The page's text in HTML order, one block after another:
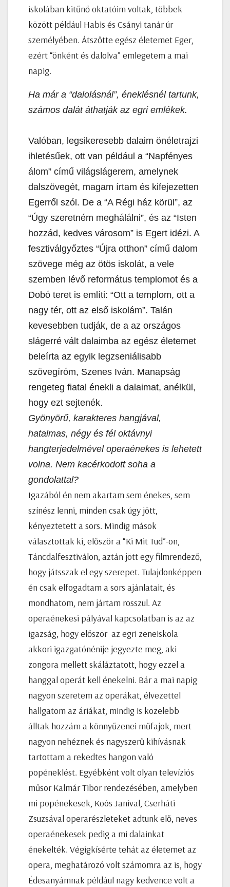
iskolában kitűnő oktatóim voltak, többek
között például Habis és Csányi tanár úr
személyében. Átszőtte egész életemet Eger,
ezért “önként és dalolva” emlegetem a mai
napig.
Ha már a “dalolásnál”, éneklésnél tartunk,
számos dalát áthatják az egri emlékek.
Valóban, legsikeresebb dalaim önéletrajzi
ihletésűek, ott van például a “Napfényes
álom” című világslágerem, amelynek
dalszövegét, magam írtam és kifejezetten
Egerről szól. De a “A Régi ház körül”, az
“Úgy szeretném meghálálni”, és az “Isten
hozzád, kedves városom” is Egert idézi. A
fesztiválgyőztes “Újra otthon” című dalom
szövege még az ötös iskolát, a vele
szemben lévő református templomot és a
Dobó teret is említi: “Ott a templom, ott a
nagy tér, ott az első iskolám”. Talán
kevesebben tudják, de a az országos
slágerré vált dalaimba az egész életemet
beleírta az egyik legzseniálisabb
szövegíróm, Szenes Iván. Manapság
rengeteg fiatal énekli a dalaimat, anélkül,
hogy ezt sejtenék.
Gyönyörű, karakteres hangjával,
hatalmas, négy és fél oktávnyi
hangterjedelmével operaénekes is lehetett
volna. Nem kacérkodott soha a
gondolattal?
Igazából én nem akartam sem énekes, sem
színész lenni, minden csak úgy jött,
kényeztetett a sors. Mindig mások
választottak ki, először a “Ki Mit Tud”-on,
Táncdalfesztiválon, aztán jött egy filmrendező,
hogy játsszak el egy szerepet. Tulajdonképpen
én csak elfogadtam a sors ajánlatait, és
mondhatom, nem jártam rosszul. Az
operaénekesi pályával kapcsolatban is az az
igazság, hogy először az egri zeneiskola
akkori igazgatónénije jegyezte meg, aki
zongora mellett skáláztatott, hogy ezzel a
hanggal operát kell énekelni. Bár a mai napig
nagyon szeretem az operákat, élvezettel
hallgatom az áriákat, mindig is közelebb
álltak hozzám a könnyűzenei műfajok, mert
nagyon nehéznek és nagyszerű kihívásnak
tartottam a rekedtes hangon való
popéneklést. Egyébként volt olyan televíziós
műsor Kalmár Tibor rendezésében, amelyben
mi popénekesek, Koós Janival, Cserháti
Zsuzsával operarészleteket adtunk elő, neves
operaénekesek pedig a mi dalainkat
énekelték. Végigkísérte tehát az életemet az
opera, meghatározó volt számomra az is, hogy
Édesanyámnak például nagy kedvence volt a